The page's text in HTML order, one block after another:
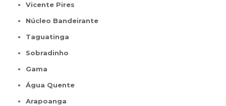
Vicente Pires
Núcleo Bandeirante
Taguatinga
Sobradinho
Gama
Água Quente
Arapoanga